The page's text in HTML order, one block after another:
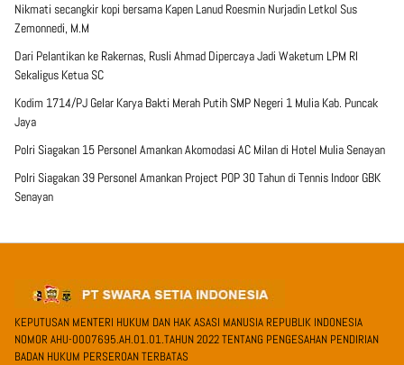
Nikmati secangkir kopi bersama Kapen Lanud Roesmin Nurjadin Letkol Sus
Zemonnedi, M.M
Dari Pelantikan ke Rakernas, Rusli Ahmad Dipercaya Jadi Waketum LPM RI
Sekaligus Ketua SC
Kodim 1714/PJ Gelar Karya Bakti Merah Putih SMP Negeri 1 Mulia Kab. Puncak
Jaya
Polri Siagakan 15 Personel Amankan Akomodasi AC Milan di Hotel Mulia Senayan
Polri Siagakan 39 Personel Amankan Project POP 30 Tahun di Tennis Indoor GBK
Senayan
KEPUTUSAN MENTERI HUKUM DAN HAK ASASI MANUSIA REPUBLIK INDONESIA
NOMOR AHU-0007695.AH.01.01.TAHUN 2022 TENTANG PENGESAHAN PENDIRIAN
BADAN HUKUM PERSEROAN TERBATAS